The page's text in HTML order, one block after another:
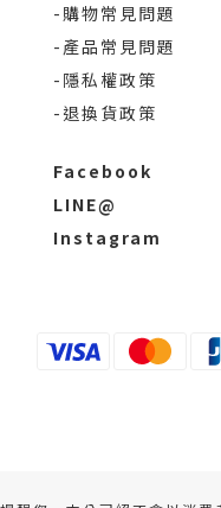
-購物常見問題
-產品常見問題
-隱私權政策
-退換貨政策
Facebook
LINE@
Instagram